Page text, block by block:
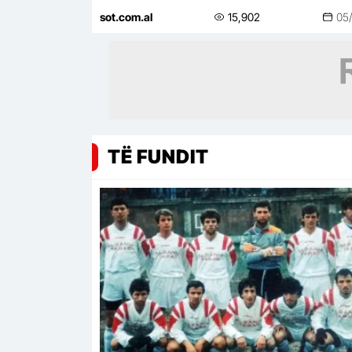
Shuarja e pamundur, nesër
sot.com.al 15,902
TË FUNDIT